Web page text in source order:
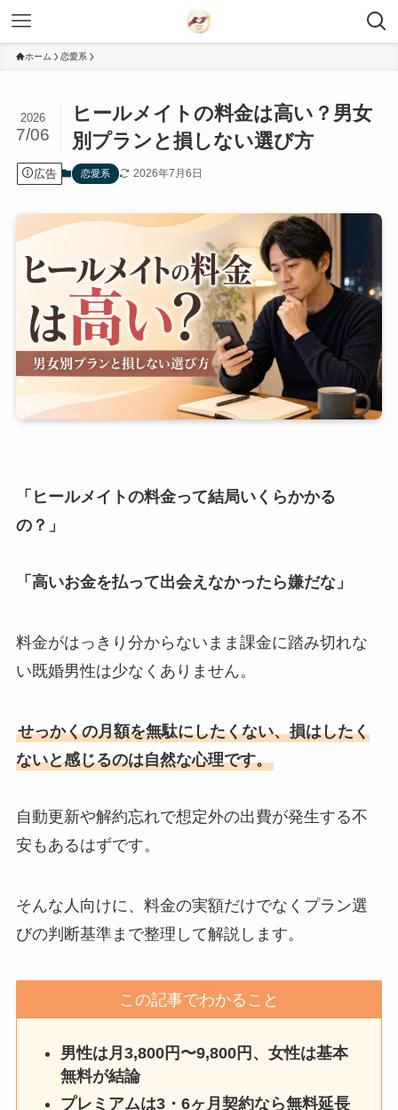
ホーム 恋愛系
ヒールメイトの料金は高い？男女
別プランと損しない選び方
2026
7/06
広告 恋愛系 2026年7月6日
「ヒールメイトの料金って結局いくらかかる
の？」
「高いお金を払って出会えなかったら嫌だな」
料金がはっきり分からないまま課金に踏み切れな
い既婚男性は少なくありません。
せっかくの月額を無駄にしたくない、損はしたく
ないと感じるのは自然な心理です。
自動更新や解約忘れで想定外の出費が発生する不
安もあるはずです。
そんな人向けに、料金の実額だけでなくプラン選
びの判断基準まで整理して解説します。
この記事でわかること
男性は月3,800円〜9,800円、女性は基本
無料が結論
プレミアムは3・6ヶ月契約なら無料延長